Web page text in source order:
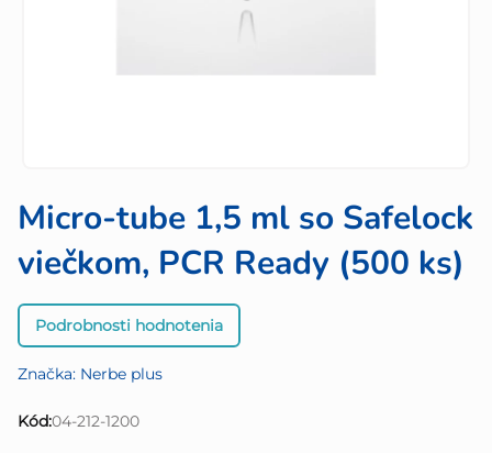
Micro-tube 1,5 ml so Safelock
viečkom, PCR Ready (500 ks)
Priemerné
hodnotenie
je
0,0
Podrobnosti hodnotenia
Značka: Nerbe plus
Kód:04-212-1200